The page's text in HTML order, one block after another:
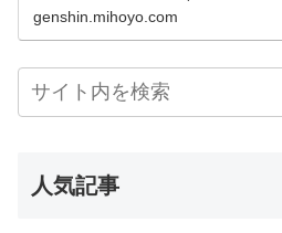
genshin.mihoyo.com
人気記事